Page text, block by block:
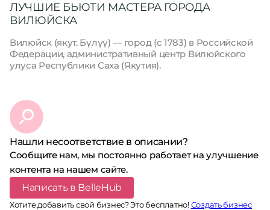
ЛУЧШИЕ БЬЮТИ МАСТЕРА ГОРОДА
ВИЛЮЙСКА
Вилю́йск (якут. Бүлүү) — город (с 1783) в Российской
Федерации, административный центр Вилюйского
улуса Республики Саха (Якутия).
Нашли несоответствие в описании?
Сообщите нам, мы постоянно работает на улучшение
контента на нашем сайте.
Написать в BelleHub
Хотите добавить свой бизнес? Это бесплатно!Создать бизнес